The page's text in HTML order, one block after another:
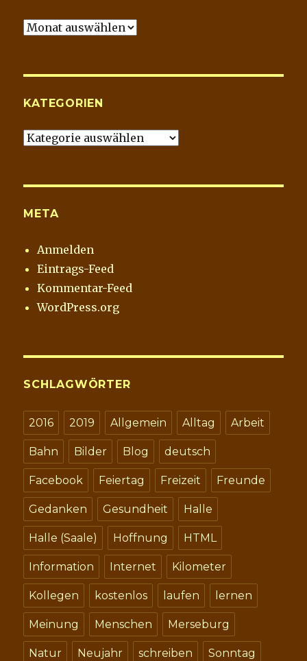
Martins
KATEGORIEN
Kategorien
META
Anmelden
Eintrags-Feed
Kommentar-Feed
WordPress.org
SCHLAGWÖRTER
2016 2019 Allgemein Alltag Arbeit
Bahn Bilder Blog deutsch
Facebook Feiertag Freizeit Freunde
Gedanken Gesundheit Halle
Halle (Saale) Hoffnung HTML
Information Internet Kilometer
Kollegen kostenlos laufen lernen
Meinung Menschen Merseburg
Natur Neujahr schreiben Sonntag